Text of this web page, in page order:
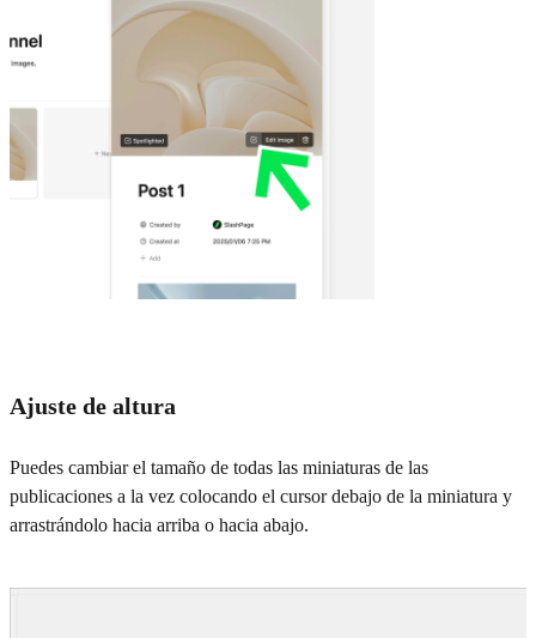
Ajuste de altura
Puedes cambiar el tamaño de todas las miniaturas de las
publicaciones a la vez colocando el cursor debajo de la miniatura y
arrastrándolo hacia arriba o hacia abajo.